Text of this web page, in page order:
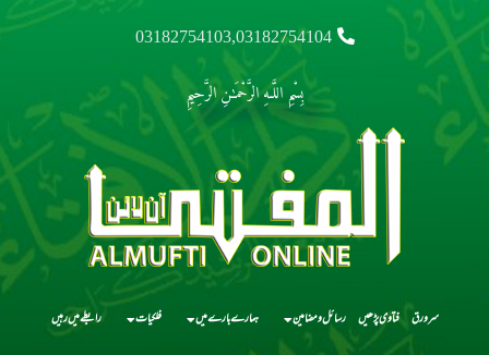
03182754103,03182754104
بِسْمِ اللَّـهِ الرَّحْمَـٰنِ الرَّحِيمِ
سرورق فتاوی پڑھیں رسائل و مضامین ہمارے بارے میں فلکیات رابطے میں رہیں